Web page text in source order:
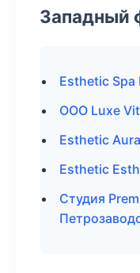
Западный
Esthetic
ООО Luxe
Esthetic
Esthetic
Студия